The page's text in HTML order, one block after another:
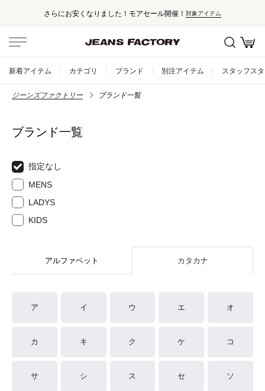
さらにお安くなりました！モアセール開催！ 対象アイテム
新着アイテム カテゴリ ブランド 別注アイテム スタッフス
ジーンズファクトリー ブランド一覧
ブランド一覧
指定なし
MENS
LADYS
KIDS
アルファベット カタカナ
ア イ ウ エ オ
カ キ ク ケ コ
サ シ ス セ ソ